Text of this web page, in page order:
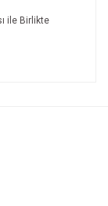
ile Birlikte